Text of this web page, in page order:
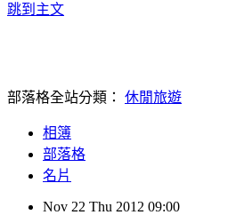
跳到主文
部落格全站分類： 休閒旅遊
相簿
部落格
名片
Nov 22 Thu 2012 09:00